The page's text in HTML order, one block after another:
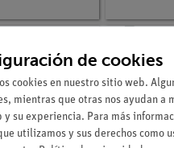
de cookies
cookies en nuestro sitio web.
mientras que otras nos ayudan a
y su experiencia. Para más
utilizamos y sus derechos como